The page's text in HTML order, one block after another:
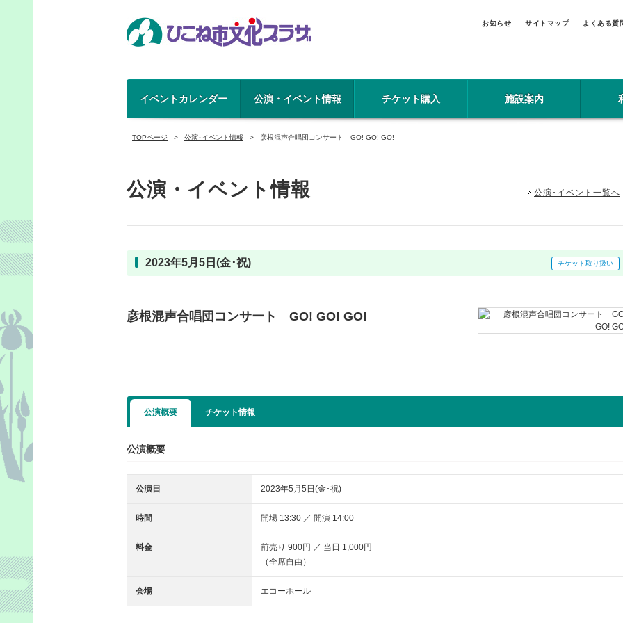
お知らせ サイトマップ よくある質
イベントカレンダー 公演・イベント情報 チケット購入 施設案内
TOPページ 公演･イベント情報 彦根混声合唱団コンサート GO! GO! GO!
公演・イベント情報 公演･イベント一覧へ
2023年5月5日(金･祝) チケット取り扱い
彦根混声合唱団コンサート GO! GO! GO!
公演概要 チケット情報
公演概要
公演日 2023年5月5日(金･祝)
時間 開場 13:30 ／ 開演 14:00
料金
前売り 900円 ／ 当日 1,000円
（全席自由）
会場 エコーホール